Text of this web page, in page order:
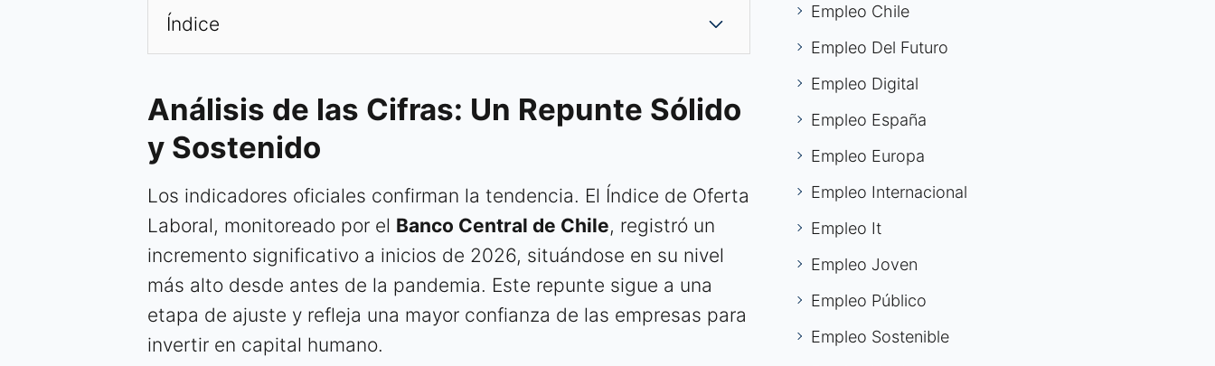
Índice
Análisis de las Cifras: Un Repunte Sólido
y Sostenido
Los indicadores oficiales confirman la tendencia. El Índice de Oferta
Laboral, monitoreado por el Banco Central de Chile, registró un
incremento significativo a inicios de 2026, situándose en su nivel
más alto desde antes de la pandemia. Este repunte sigue a una
etapa de ajuste y refleja una mayor confianza de las empresas para
invertir en capital humano.
Empleo Chile
Empleo Del Futuro
Empleo Digital
Empleo España
Empleo Europa
Empleo Internacional
Empleo It
Empleo Joven
Empleo Público
Empleo Sostenible